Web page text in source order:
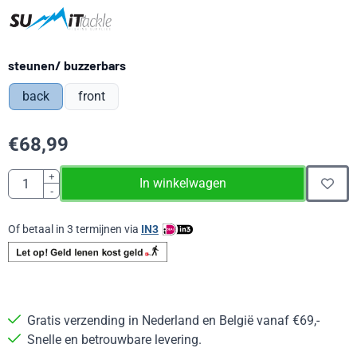
Maak een keuze voor
steunen/ buzzerbars
back front
€68,99
Aantal
+
-
In winkelwagen
Of betaal in 3 termijnen via IN3
Gratis verzending in Nederland en België vanaf €69,-
Snelle en betrouwbare levering.